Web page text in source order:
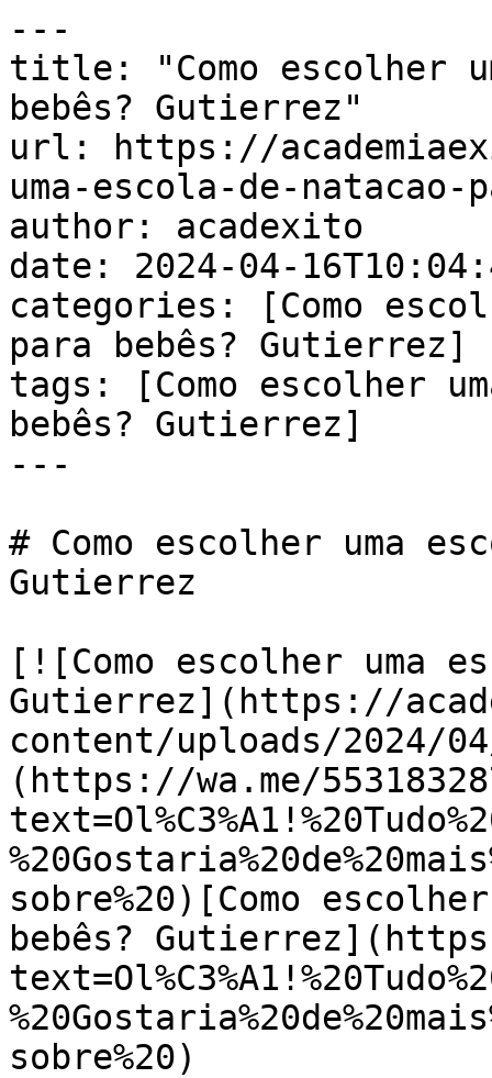
---
title: "Como escolher
bebês? Gutierrez"
url: https://
uma-escola-de-
author: acadexito
date: 2024-04-
categories: [Como
para bebês? Gutierrez]
tags: [Como escolher
bebês? Gutierrez]
---
# Como escolher uma
Gutierrez
[![Como escolher uma
Gutierrez](https://
content/uploads/2024/
(https://wa.me/
sobre%20)[Como
bebês?
sobre%20)